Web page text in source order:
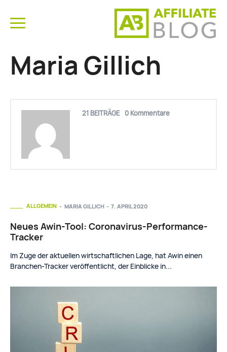
Maria Gillich
21 BEITRÄGE 0 Kommentare
ALLGEMEIN
Neues Awin-Tool: Coronavirus-Performance-
Tracker
MARIA GILLICH - 7. APRIL 2020
Im Zuge der aktuellen wirtschaftlichen Lage, hat Awin einen
Branchen-Tracker veröffentlicht, der Einblicke in...